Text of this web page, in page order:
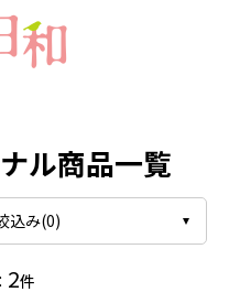
ル商品一覧
込み(0)
2件